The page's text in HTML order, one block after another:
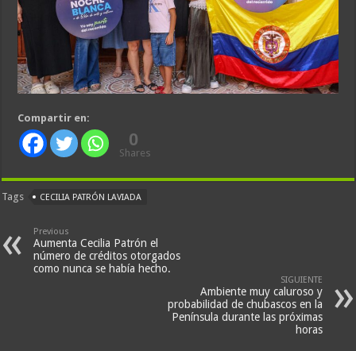
Compartir en:
0
Shares
Tags CECILIA PATRÓN LAVIADA
Previous
Aumenta Cecilia Patrón el
número de créditos otorgados
como nunca se había hecho.
SIGUIENTE
Ambiente muy caluroso y
probabilidad de chubascos en la
Península durante las próximas
horas